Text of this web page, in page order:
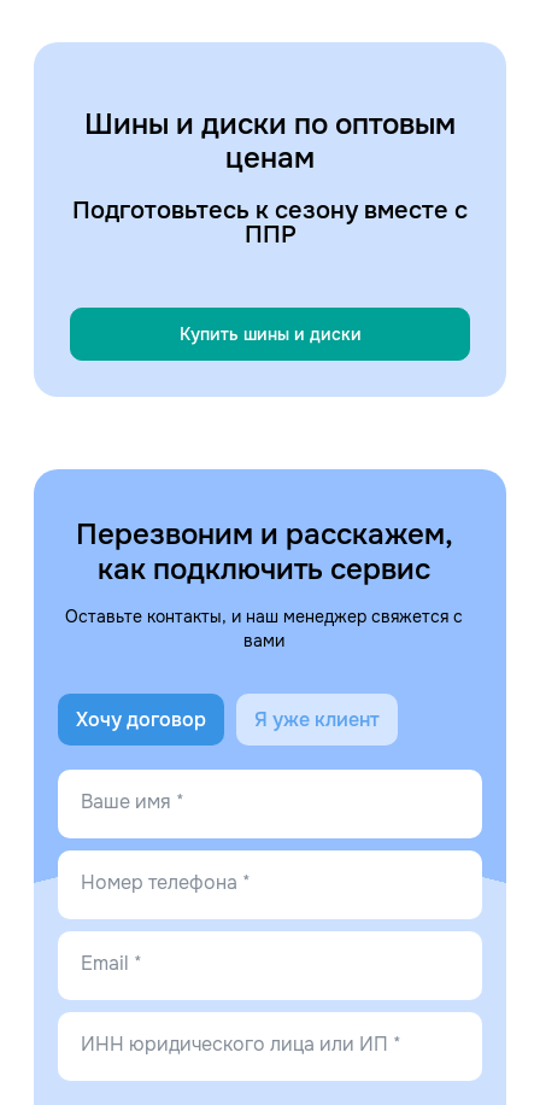
Шины и диски по оптовым
ценам
Подготовьтесь к сезону вместе с
ППР
Купить шины и диски
Перезвоним и расскажем,
как подключить сервис
Оставьте контакты, и наш менеджер свяжется с
вами
Хочу договор Я уже клиент
Ваше имя *
Номер телефона *
Email *
ИНН юридического лица или ИП *